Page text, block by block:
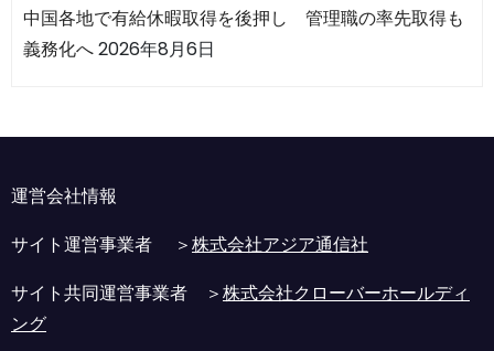
中国各地で有給休暇取得を後押し 管理職の率先取得も
義務化へ2026年8月6日
運営会社情報
サイト運営事業者 ＞株式会社アジア通信社
サイト共同運営事業者 ＞株式会社クローバーホールディ
ング